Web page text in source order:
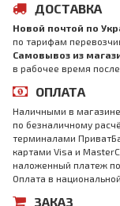
ДОСТАВКА
Новой почтой по
по тарифам
Самовывоз из
в рабочее время
ОПЛАТА
Наличными в магазине,
по безналичному
терминалами
картами Visa и
наложенный платеж
Оплата в
ЗАКАЗ